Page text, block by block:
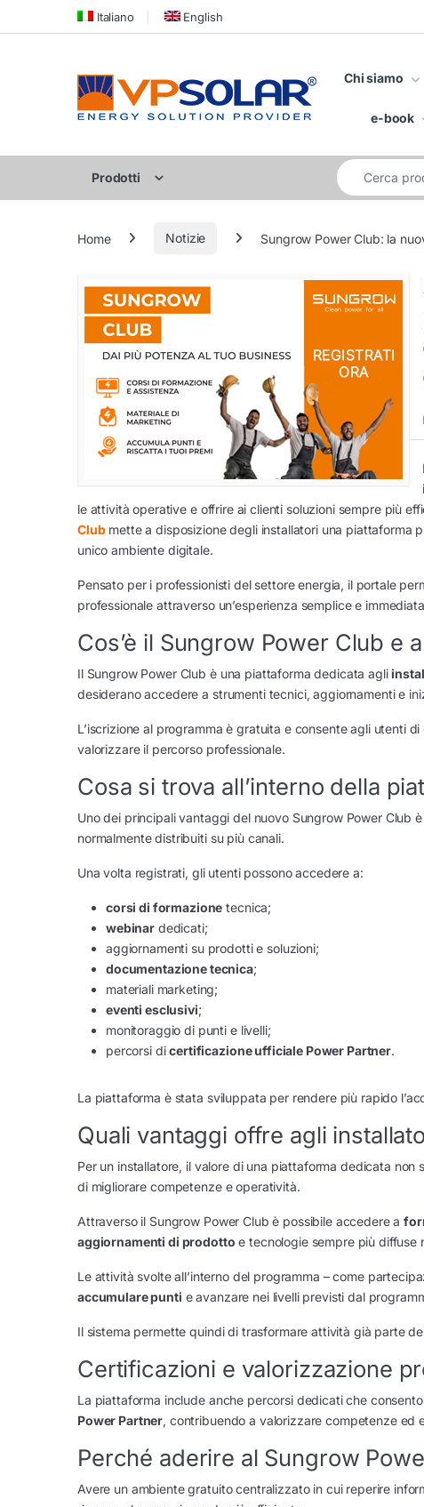
Skip to navigation
Skip to content Italiano English
Chi siamo
e-book
Prodotti
Cerca per:
Home Notizie Sungrow Power Club: la
le attività operative e offrire ai clienti soluzioni sempre più
Clubmette a disposizione degli installatori una piattaforma
unico ambiente digitale.
Pensato per i professionisti del settore energia, il portale
professionale attraverso un’esperienza semplice e
Cos’è il Sungrow Power Club e
Il Sungrow Power Club è una piattaforma dedicata agli
desiderano accedere a strumenti tecnici, aggiornamenti e
L’iscrizione al programma è gratuita e consente agli utenti
valorizzare il percorso professionale.
Cosa si trova all’interno della
Uno dei principali vantaggi del nuovo Sungrow Power Club
normalmente distribuiti su più canali.
Una volta registrati, gli utenti possono accedere a:
corsi di formazione tecnica;
webinar dedicati;
aggiornamenti su prodotti e soluzioni;
documentazione tecnica;
materiali marketing;
eventi esclusivi;
monitoraggio di punti e livelli;
percorsi dicertificazione ufficiale Power Partner.
La piattaforma è stata sviluppata per rendere più rapido
Quali vantaggi offre agli
Per un installatore, il valore di una piattaforma dedicata
di migliorare competenze e operatività.
Attraverso il Sungrow Power Club è possibile accedere a
aggiornamenti di prodotto e tecnologie sempre più diffuse
Le attività svolte all’interno del programma – come
accumulare punti e avanzare nei livelli previsti dal
Il sistema permette quindi di trasformare attività già parte
Certificazioni e valorizzazione
La piattaforma include anche percorsi dedicati che
Power Partner, contribuendo a valorizzare competenze ed
Perché aderire al Sungrow
Avere un ambiente gratuito centralizzato in cui reperire